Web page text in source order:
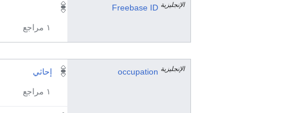
Freebase ID الإنجليزية
١ مراجع
occupation الإنجليزية إحاثي
١ مراجع